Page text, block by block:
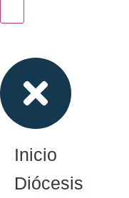
Inicio
Diócesis